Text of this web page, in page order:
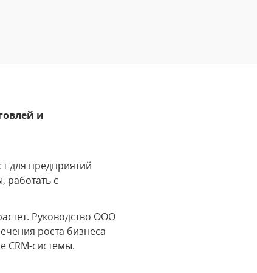
и
для предприятий
с
Руководство ООО
роста бизнеса
CRM-системы.